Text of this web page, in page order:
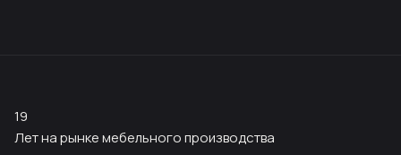
19
Лет на рынке мебельного производства